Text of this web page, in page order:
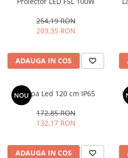
254,19 RON
203,35 RON
ADAUGA IN COS
NOU
Lampa Led 120 cm IP65
172,85 RON
132,17 RON
ADAUGA IN COS